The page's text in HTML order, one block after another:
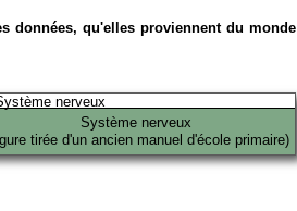
données, qu'elles proviennent du monde
Système nerveux
tirée d'un ancien manuel d'école primaire)